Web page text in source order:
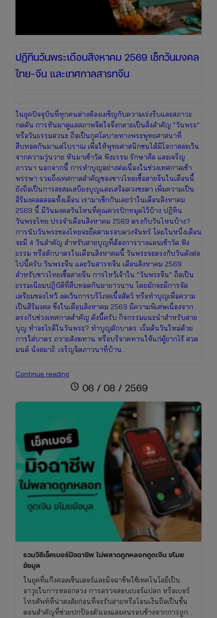
ปฏิทินวันพระเดือนสิงหาคม 2569 เช็กวันมงคล
ไทย-จีน และเทศกาลสารทจีน
ในยุคปัจจุบันที่ทุกคนต่างต้องเผชิญกับความเร่งรีบและสภาวะ
กดดัน การหันมาดูแลสภาพจิตใจจึงกลายเป็นสิ่งสำคัญ “วันพระ”
หรือวันธรรมสวนะ ถือเป็นกุศโลบายทางพระพุทธศาสนาที่
สืบทอดกันมาแต่โบราณ เพื่อให้พุทธศาสนิกชนได้มีโอกาสละเว้น
จากความวุ่นวาย หันมาเข้าวัด ฟังธรรม รักษาศีล และเจริญ
ภาวนา นอกจากนี้ การทำบุญอย่างต่อเนื่องในช่วงเทศกาลเข้า
พรรษา รวมถึงเทศกาลสำคัญของชาวไทยเชื้อสายจีนในเดือนนี้
ยังถือเป็นการสะสมเสบียงบุญและเสริมดวงชะตา เพิ่มความเป็น
สิริมงคลตลอดทั้งเดือน เรามาเช็กกันเลยว่าในเดือนสิงหาคม
2569 นี้ มีวันมงคลวันไหนที่คุณควรปักหมุดไว้บ้าง ปฏิทิน
วันพระไทย ประจำเดือนสิงหาคม 2569 ตรงกับวันไหนบ้าง?
การนับวันพระของไทยจะยึดตามรอบดวงจันทร์ โดยในหนึ่งเดือน
จะมี 4 วันสำคัญ สำหรับสายบุญที่ต้องการวางแผนเข้าวัด ฟัง
ธรรม หรือตักบาตรในเดือนสิงหาคมนี้ วันพระจะตรงกับวันดังต่อ
ไปนี้ครับ วันพระจีน และวันสารทจีน เดือนสิงหาคม 2569
สำหรับชาวไทยเชื้อสายจีน การไหว้เจ้าใน “วันพระจีน” ถือเป็น
ธรรมเนียมปฏิบัติที่สืบทอดกันมายาวนาน โดยมักจะมีการจัด
เตรียมของไหว้ งดเว้นการบริโภคเนื้อสัตว์ หรือทำบุญเพื่อความ
เป็นสิริมงคล ซึ่งในเดือนสิงหาคม 2569 มีความพิเศษเนื่องจาก
ตรงกับช่วงเทศกาลสำคัญ ดังนี้ครับ กิจกรรมแนะนำสำหรับสาย
บุญ ทำอะไรดีในวันพระ? ทำบุญตักบาตร: เริ่มต้นวันใหม่ด้วย
การใส่บาตร ถวายสังฆทาน หรือบริจาคทานให้แก่ผู้ยากไร้ สวด
มนต์ นั่งสมาธิ: เจริญจิตภาวนาที่บ้าน…
Continue reading
วันพระ
เช็ก
วัน
มงคล
ไทย-
จีน
และ
เทศกาล
สารท
จีน
schedule 06 / 08 / 2569
รวมวิธีเช็คเบอร์มิจฉาชีพ ไม่พลาดถูกหลอกดูดเงิน ขโมย
ข้อมูล
ในยุคที่แก๊งคอลเซ็นเตอร์และมิจฉาชีพใช้เทคโนโลยีเป็น
อาวุธในการหลอกลวง การตรวจสอบเบอร์แปลก หรือเบอร์
โทรศัพท์ที่น่าสงสัยก่อนที่จะรับสายหรือโอนเงินถือเป็นขั้น
ตอนสำคัญที่ช่วยปกป้องตัวเองและคนรอบข้างจากการถูก